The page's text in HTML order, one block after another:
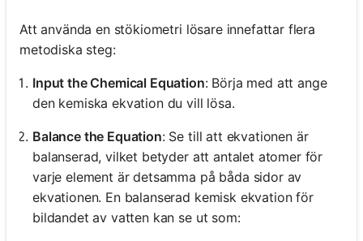
Att använda en stökiometri lösare innefattar flera
metodiska steg:
Input the Chemical Equation: Börja med att ange
den kemiska ekvation du vill lösa.
Balance the Equation: Se till att ekvationen är
balanserad, vilket betyder att antalet atomer för
varje element är detsamma på båda sidor av
ekvationen. En balanserad kemisk ekvation för
bildandet av vatten kan se ut som: